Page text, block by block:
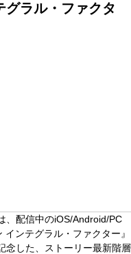
グラル・ファクタ
、配信中のiOS/Android/PC
ンテグラル・ファクター』
念した、ストーリー最新階層